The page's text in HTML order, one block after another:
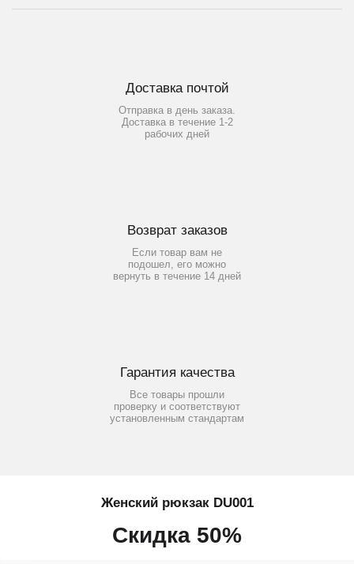
Доставка почтой
Отправка в день заказа.
Доставка в течение 1-2
рабочих дней
Возврат заказов
Если товар вам не
подошел, его можно
вернуть в течение 14 дней
Гарантия качества
Все товары прошли
проверку и соответствуют
установленным стандартам
Женский рюкзак DU001
Скидка 50%